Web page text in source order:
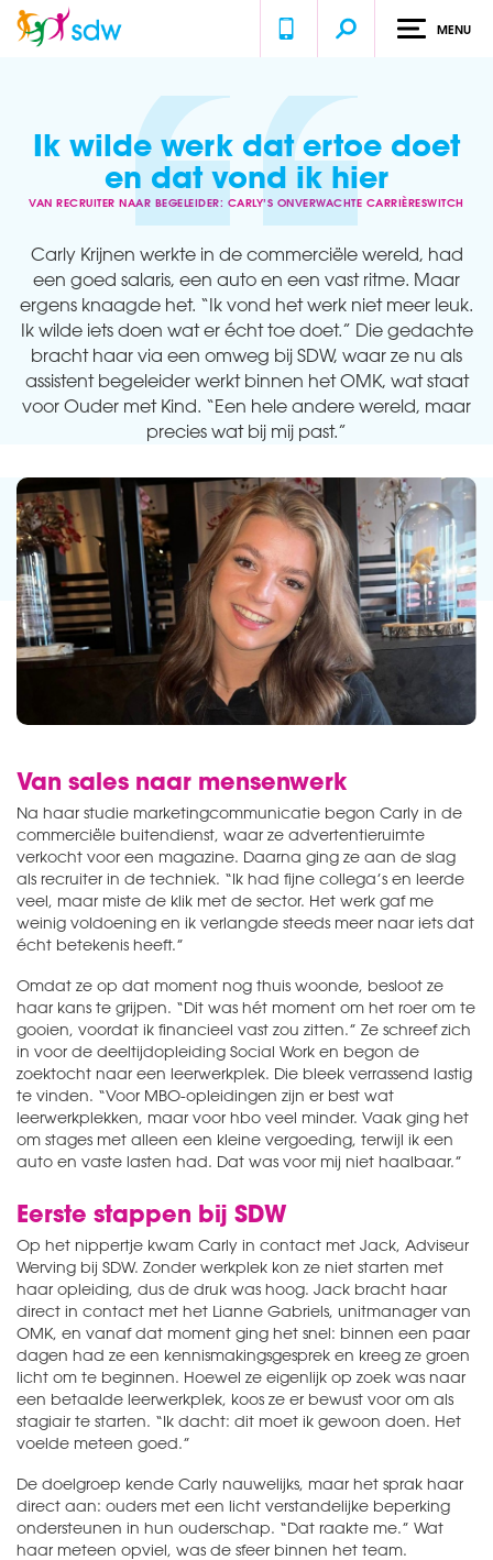
MENU
Ik wilde werk dat ertoe doet
en dat vond ik hier
VAN RECRUITER NAAR BEGELEIDER: CARLY’S ONVERWACHTE CARRIÈRESWITCH
Carly Krijnen werkte in de commerciële wereld, had
een goed salaris, een auto en een vast ritme. Maar
ergens knaagde het. “Ik vond het werk niet meer leuk.
Ik wilde iets doen wat er écht toe doet.” Die gedachte
bracht haar via een omweg bij SDW, waar ze nu als
assistent begeleider werkt binnen het OMK, wat staat
voor Ouder met Kind. “Een hele andere wereld, maar
precies wat bij mij past.”
Van sales naar mensenwerk
Na haar studie marketingcommunicatie begon Carly in de
commerciële buitendienst, waar ze advertentieruimte
verkocht voor een magazine. Daarna ging ze aan de slag
als recruiter in de techniek. “Ik had fijne collega’s en leerde
veel, maar miste de klik met de sector. Het werk gaf me
weinig voldoening en ik verlangde steeds meer naar iets dat
écht betekenis heeft.”
Omdat ze op dat moment nog thuis woonde, besloot ze
haar kans te grijpen. “Dit was hét moment om het roer om te
gooien, voordat ik financieel vast zou zitten.” Ze schreef zich
in voor de deeltijdopleiding Social Work en begon de
zoektocht naar een leerwerkplek. Die bleek verrassend lastig
te vinden. “Voor MBO-opleidingen zijn er best wat
leerwerkplekken, maar voor hbo veel minder. Vaak ging het
om stages met alleen een kleine vergoeding, terwijl ik een
auto en vaste lasten had. Dat was voor mij niet haalbaar.”
Eerste stappen bij SDW
Op het nippertje kwam Carly in contact met Jack, Adviseur
Werving bij SDW. Zonder werkplek kon ze niet starten met
haar opleiding, dus de druk was hoog. Jack bracht haar
direct in contact met het Lianne Gabriels, unitmanager van
OMK, en vanaf dat moment ging het snel: binnen een paar
dagen had ze een kennismakingsgesprek en kreeg ze groen
licht om te beginnen. Hoewel ze eigenlijk op zoek was naar
een betaalde leerwerkplek, koos ze er bewust voor om als
stagiair te starten. “Ik dacht: dit moet ik gewoon doen. Het
voelde meteen goed.”
De doelgroep kende Carly nauwelijks, maar het sprak haar
direct aan: ouders met een licht verstandelijke beperking
ondersteunen in hun ouderschap. “Dat raakte me.” Wat
haar meteen opviel, was de sfeer binnen het team.